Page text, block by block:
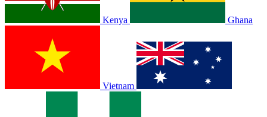
Kenya Ghana
Vietnam